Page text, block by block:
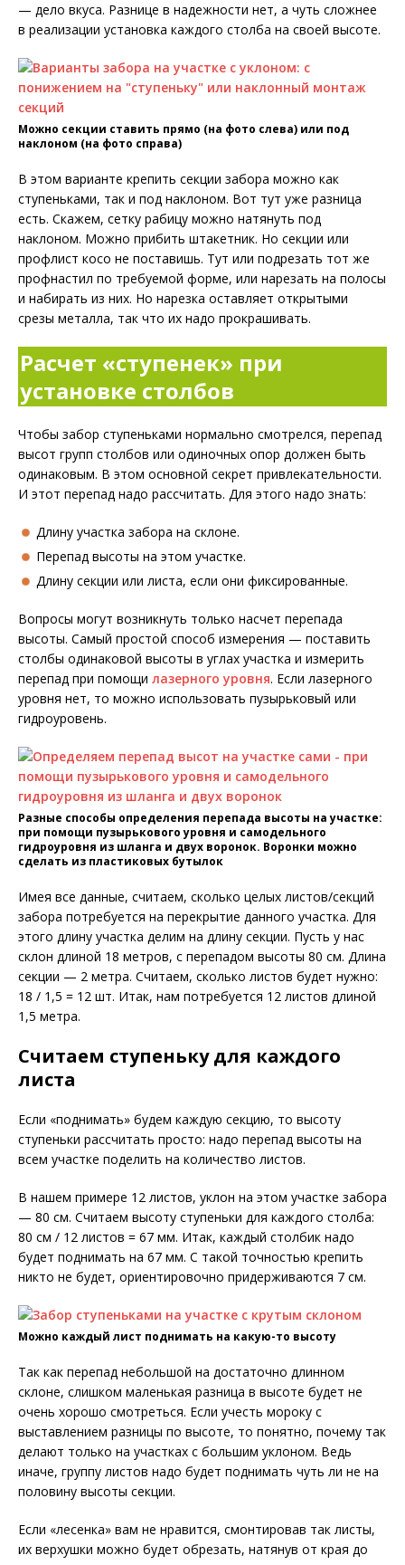
— дело вкуса. Разнице в надежности нет, а чуть сложнее
в реализации установка каждого столба на своей высоте.
Можно секции ставить прямо (на фото слева) или под
наклоном (на фото справа)
В этом варианте крепить секции забора можно как
ступеньками, так и под наклоном. Вот тут уже разница
есть. Скажем, сетку рабицу можно натянуть под
наклоном. Можно прибить штакетник. Но секции или
профлист косо не поставишь. Тут или подрезать тот же
профнастил по требуемой форме, или нарезать на полосы
и набирать из них. Но нарезка оставляет открытыми
срезы металла, так что их надо прокрашивать.
Расчет «ступенек» при
установке столбов
Чтобы забор ступеньками нормально смотрелся, перепад
высот групп столбов или одиночных опор должен быть
одинаковым. В этом основной секрет привлекательности.
И этот перепад надо рассчитать. Для этого надо знать:
Длину участка забора на склоне.
Перепад высоты на этом участке.
Длину секции или листа, если они фиксированные.
Вопросы могут возникнуть только насчет перепада
высоты. Самый простой способ измерения — поставить
столбы одинаковой высоты в углах участка и измерить
перепад при помощи лазерного уровня. Если лазерного
уровня нет, то можно использовать пузырьковый или
гидроуровень.
Разные способы определения перепада высоты на участке:
при помощи пузырькового уровня и самодельного
гидроуровня из шланга и двух воронок. Воронки можно
сделать из пластиковых бутылок
Имея все данные, считаем, сколько целых листов/секций
забора потребуется на перекрытие данного участка. Для
этого длину участка делим на длину секции. Пусть у нас
склон длиной 18 метров, с перепадом высоты 80 см. Длина
секции — 2 метра. Считаем, сколько листов будет нужно:
18 / 1,5 = 12 шт. Итак, нам потребуется 12 листов длиной
1,5 метра.
Считаем ступеньку для каждого
листа
Если «поднимать» будем каждую секцию, то высоту
ступеньки рассчитать просто: надо перепад высоты на
всем участке поделить на количество листов.
В нашем примере 12 листов, уклон на этом участке забора
— 80 см. Считаем высоту ступеньки для каждого столба:
80 см / 12 листов = 67 мм. Итак, каждый столбик надо
будет поднимать на 67 мм. С такой точностью крепить
никто не будет, ориентировочно придерживаются 7 см.
Можно каждый лист поднимать на какую-то высоту
Так как перепад небольшой на достаточно длинном
склоне, слишком маленькая разница в высоте будет не
очень хорошо смотреться. Если учесть мороку с
выставлением разницы по высоте, то понятно, почему так
делают только на участках с большим уклоном. Ведь
иначе, группу листов надо будет поднимать чуть ли не на
половину высоты секции.
Если «лесенка» вам не нравится, смонтировав так листы,
их верхушки можно будет обрезать, натянув от края до